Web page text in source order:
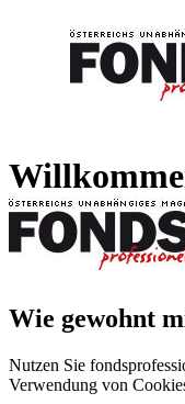
Wie gewohnt
Nutzen Sie
Verwendung von